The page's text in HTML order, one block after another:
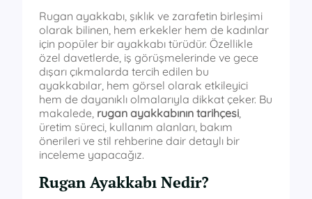
Rugan ayakkabı, şıklık ve zarafetin birleşimi
olarak bilinen, hem erkekler hem de kadınlar
için popüler bir ayakkabı türüdür. Özellikle
özel davetlerde, iş görüşmelerinde ve gece
dışarı çıkmalarda tercih edilen bu
ayakkabılar, hem görsel olarak etkileyici
hem de dayanıklı olmalarıyla dikkat çeker. Bu
makalede, rugan ayakkabının tarihçesi
üretim süreci, kullanım alanları, bakım
önerileri ve stil rehberine dair detaylı bir
inceleme yapacağız.
Rugan Ayakkabı Nedir?